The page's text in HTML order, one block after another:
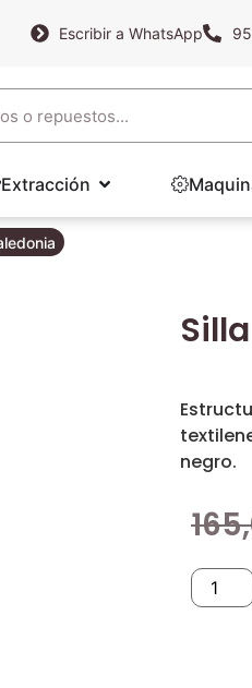
Escribir a WhatsApp
Extracción
negro.